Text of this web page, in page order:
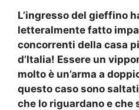
L’ingresso del gieffino
letteralmente fatto
concorrenti della casa
d’Italia! Essere un
molto è un’arma a
questo caso sono
che lo riguardano e che